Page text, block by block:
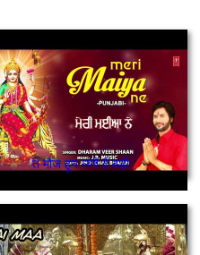
ते मौज हून लगी है बड़ी